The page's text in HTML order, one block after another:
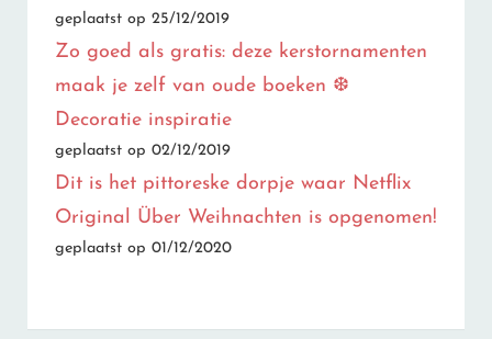
geplaatst op 25/12/2019
Zo goed als gratis: deze kerstornamenten
maak je zelf van oude boeken ❆
Decoratie inspiratie
geplaatst op 02/12/2019
Dit is het pittoreske dorpje waar Netflix
Original Über Weihnachten is opgenomen!
geplaatst op 01/12/2020